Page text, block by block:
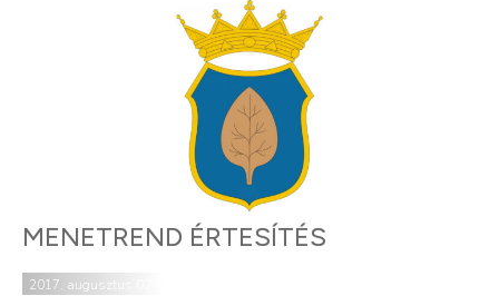
MENETREND ÉRTESÍTÉS
2017. augusztus 02.